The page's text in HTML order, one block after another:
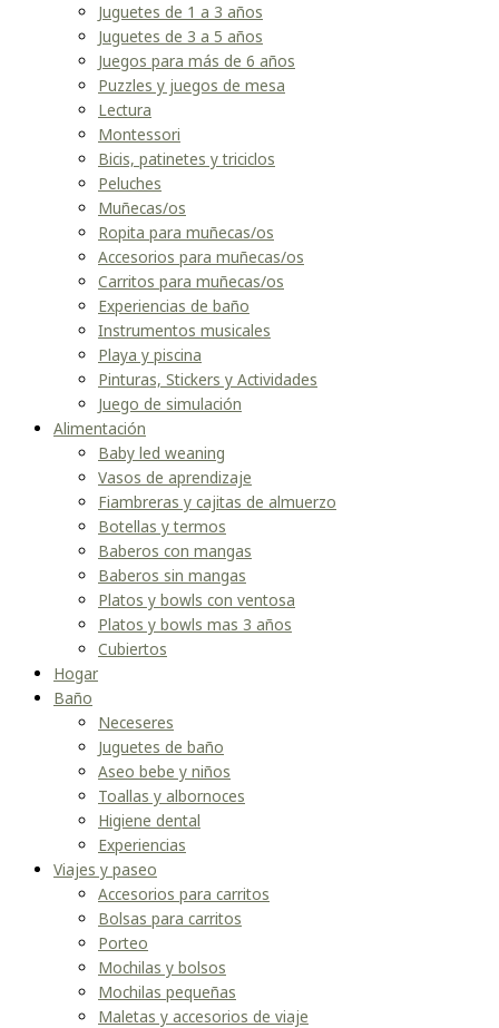
Juguetes de 1 a 3 años
Juguetes de 3 a 5 años
Juegos para más de 6 años
Puzzles y juegos de mesa
Lectura
Montessori
Bicis, patinetes y triciclos
Peluches
Muñecas/os
Ropita para muñecas/os
Accesorios para muñecas/os
Carritos para muñecas/os
Experiencias de baño
Instrumentos musicales
Playa y piscina
Pinturas, Stickers y Actividades
Juego de simulación
Alimentación
Baby led weaning
Vasos de aprendizaje
Fiambreras y cajitas de almuerzo
Botellas y termos
Baberos con mangas
Baberos sin mangas
Platos y bowls con ventosa
Platos y bowls mas 3 años
Cubiertos
Hogar
Baño
Neceseres
Juguetes de baño
Aseo bebe y niños
Toallas y albornoces
Higiene dental
Experiencias
Viajes y paseo
Accesorios para carritos
Bolsas para carritos
Porteo
Mochilas y bolsos
Mochilas pequeñas
Maletas y accesorios de viaje